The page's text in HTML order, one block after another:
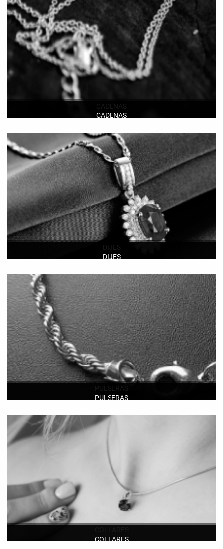
CADENAS
CADENAS
Ver más
DIJES
DIJES
Ver más
PULSERAS
PULSERAS
Ver más
COLLARES